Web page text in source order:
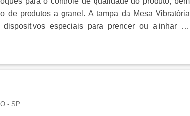
de produtos a granel. A tampa da Mesa Vibratória
especiais para prender ou alinhar os
a Meta Metálicos para saber mais!...
- SP